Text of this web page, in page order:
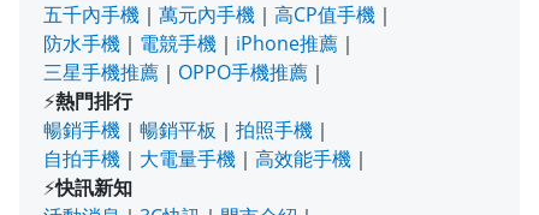
五千內手機 ｜ 萬元內手機 ｜ 高CP值手機 ｜
防水手機 ｜ 電競手機 ｜ iPhone推薦 ｜
三星手機推薦 ｜ OPPO手機推薦 ｜
⚡熱門排行
暢銷手機 ｜ 暢銷平板 ｜ 拍照手機 ｜
自拍手機 ｜ 大電量手機 ｜ 高效能手機 ｜
⚡快訊新知